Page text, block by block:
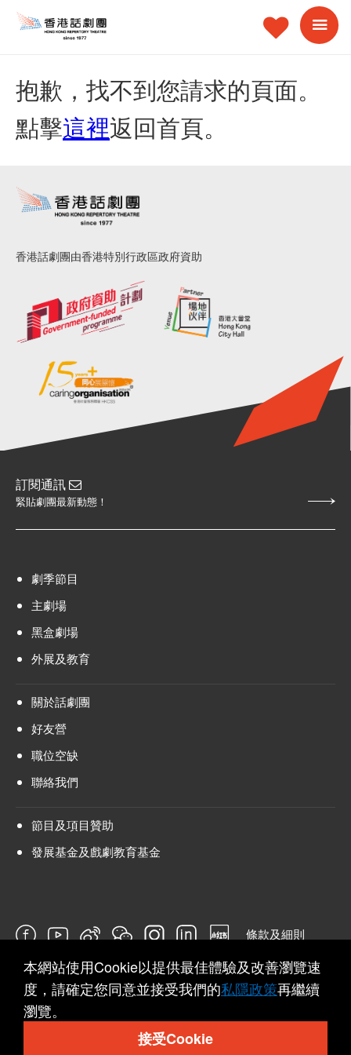
抱歉，找不到您請求的頁面。
點擊這裡返回首頁。
香港話劇團由香港特別行政區政府資助
訂閱通訊
緊貼劇團最新動態！
劇季節目
主劇場
黑盒劇場
外展及教育
關於話劇團
好友營
職位空缺
聯絡我們
節目及項目贊助
發展基金及戲劇教育基金
條款及細則
問卷
本網站使用Cookie以提供最佳體驗及改善瀏覽速
度，請確定您同意並接受我們的私隱政策再繼續
瀏覽。
接受Cookie